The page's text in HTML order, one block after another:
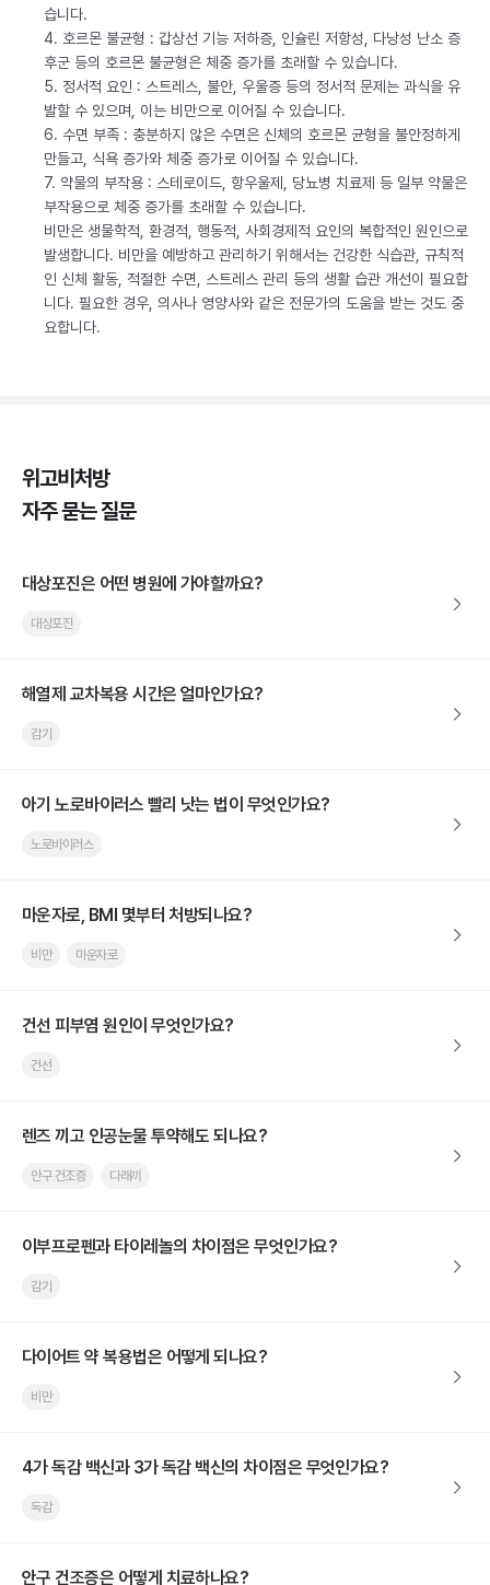
습니다.
4. 호르몬 불균형 : 갑상선 기능 저하증, 인슐린 저항성, 다낭성 난소 증
후군 등의 호르몬 불균형은 체중 증가를 초래할 수 있습니다.
5. 정서적 요인 : 스트레스, 불안, 우울증 등의 정서적 문제는 과식을 유
발할 수 있으며, 이는 비만으로 이어질 수 있습니다.
6. 수면 부족 : 충분하지 않은 수면은 신체의 호르몬 균형을 불안정하게
만들고, 식욕 증가와 체중 증가로 이어질 수 있습니다.
7. 약물의 부작용 : 스테로이드, 항우울제, 당뇨병 치료제 등 일부 약물은
부작용으로 체중 증가를 초래할 수 있습니다.
비만은 생물학적, 환경적, 행동적, 사회경제적 요인의 복합적인 원인으로
발생합니다. 비만을 예방하고 관리하기 위해서는 건강한 식습관, 규칙적
인 신체 활동, 적절한 수면, 스트레스 관리 등의 생활 습관 개선이 필요합
니다. 필요한 경우, 의사나 영양사와 같은 전문가의 도움을 받는 것도 중
요합니다.
위고비처방
자주 묻는 질문
대상포진은 어떤 병원에 가야할까요?
대상포진
해열제 교차복용 시간은 얼마인가요?
감기
아기 노로바이러스 빨리 낫는 법이 무엇인가요?
노로바이러스
마운자로, BMI 몇부터 처방되나요?
비만 마운자로
건선 피부염 원인이 무엇인가요?
건선
렌즈 끼고 인공눈물 투약해도 되나요?
안구 건조증 다래끼
이부프로펜과 타이레놀의 차이점은 무엇인가요?
감기
다이어트 약 복용법은 어떻게 되나요?
비만
4가 독감 백신과 3가 독감 백신의 차이점은 무엇인가요?
독감
안구 건조증은 어떻게 치료하나요?